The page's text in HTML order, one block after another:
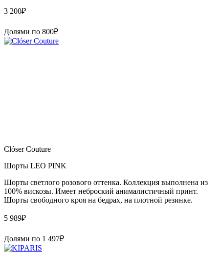
3 200₽
Долями по 800₽
Clóser Couture
Шорты LEO PINK
Шорты светлого розового оттенка. Коллекция выполнена из
100% вискозы. Имеет неброский анималистичный принт.
Шорты свободного кроя на бедрах, на плотной резинке.
5 989₽
Долями по 1 497₽